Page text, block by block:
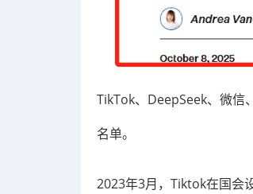
TikTok、DeepSeek、微信
名单。
2023年3月，Tiktok在国会